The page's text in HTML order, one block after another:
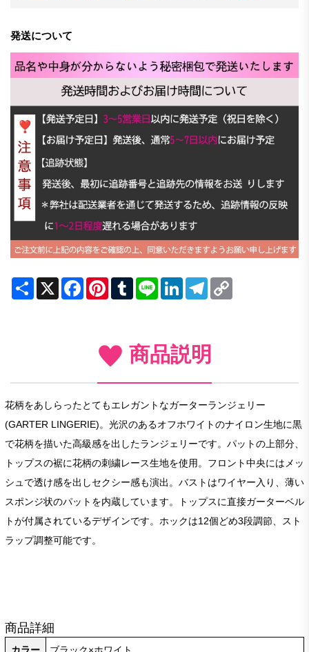
発送について
Share X FacebookPinterestTumblrLine LinkedInTelegram
商品説明
花柄をあしらったとてもエレガントなガーターランジェリー
(GARTER LINGERIE)。光沢のあるオフホワイトのナイロン生地に黒
で花柄を描いた高級感を出したランジェリーです。パットの上部分、
トップスの裾に花柄の刺繍レース生地を使用。フロント中央にはメッ
シュで透け感を出しセクシー感も演出。バストはワイヤー入り、薄い
スポンジ状のパットを内蔵しています。トップスに直接ガーターベル
トが付属されているデザインです。ホックは12個どめ3段調節、スト
ラップ調整可能です。
商品詳細